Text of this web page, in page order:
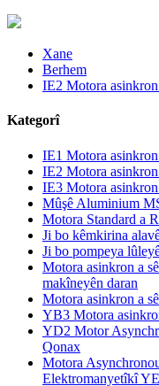
Xane
Berhem
IE2 Motora
Kategorî
IE1 Motora
IE2 Motora
IE3 Motora
Mûşê Aluminium
Motora Standard a
Ji bo kêmkirina
Ji bo pompeya
Motora asinkron a
makîneyên daran
Motora asinkron a
YB3 Motora
YD2 Motor
Qonax
Motora
Elektromanyetîkî